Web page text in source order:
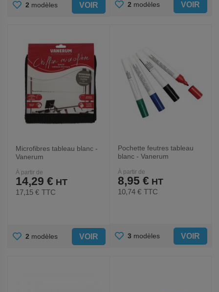
AJOUTER
2 modèles VOIR AJOUTER
2 modèles VOIR
Microfibres tableau blanc -
Vanerum
À partir de
14,29 €
17,15 € TTC
AJOUTER
2 modèles VOIR
Pochette feutres tableau
blanc - Vanerum
À partir de
8,95 €
10,74 € TTC
AJOUTER
3 modèles VOIR